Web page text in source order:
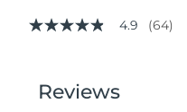
4.9
stars,
average
4.9 (64)